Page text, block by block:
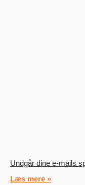
Undgår dine e-mails
Læs mere »